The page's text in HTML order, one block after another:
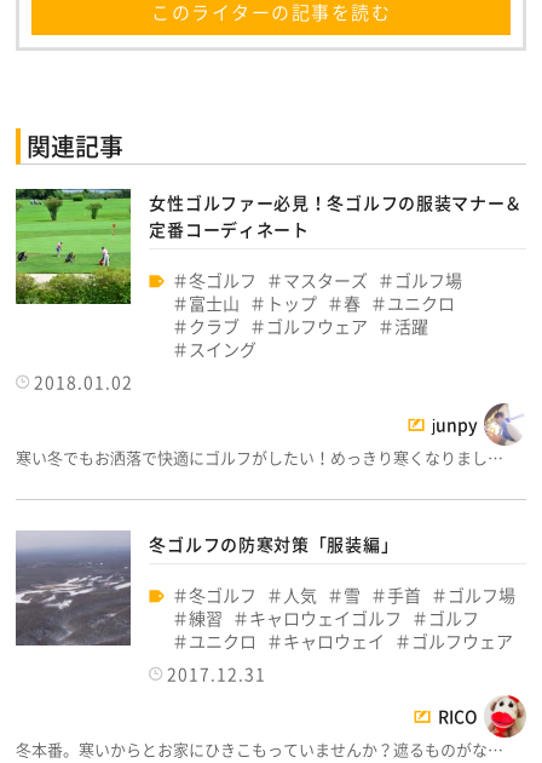
このライターの記事を読む
関連記事
女性ゴルファー必見！冬ゴルフの服装マナー＆
定番コーディネート
冬ゴルフ マスターズ
ゴルフ場
富士山
トップ 春
ユニクロ
クラブ
ゴルフウェア
活躍
スイング
2018.01.02
junpy
寒い冬でもお洒落で快適にゴルフがしたい！めっきり寒くなりまし…
冬ゴルフの防寒対策「服装編」
冬ゴルフ 人気 雪 手首
ゴルフ場
練習
キャロウェイゴルフ
ゴルフ
ユニクロ
キャロウェイ
ゴルフウェア
2017.12.31
RICO
冬本番。寒いからとお家にひきこもっていませんか？遮るものがな…